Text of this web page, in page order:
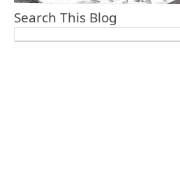
Search This Blog